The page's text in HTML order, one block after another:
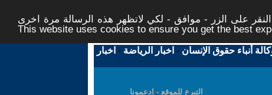
على الزر - موافق - لكي لاتظهر هذه الرسالة مرة اخرى -
This website uses cookies to ensure you get the best
أنباء حقوق الإنسان - اخبار الرياضة - اخبار
التبرع للموقع - ادعمونا